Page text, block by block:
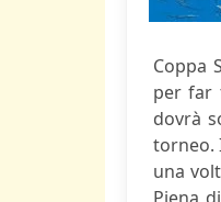
Coppa
per far
dovrà
torneo.
una